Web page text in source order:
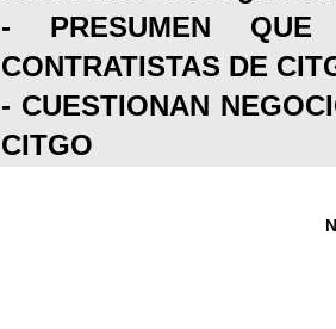
- PRESUMEN
CONTRATISTAS DE
- CUESTIONAN
CITGO